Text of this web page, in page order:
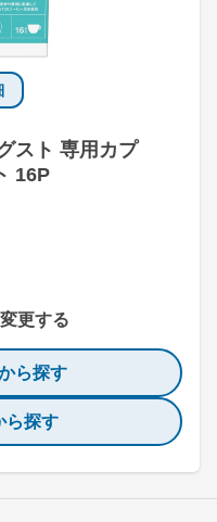
スト 専用カプ
16P
更する
ら探す
ら探す